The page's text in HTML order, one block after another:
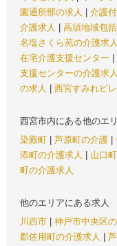
園通所部の求人
介護
介護求人
高須地域包
名塩さくら苑の介護求人
在宅介護支援センター
支援センターの介護求人
の求人
西宮すみれビ
西宮市内にある他のエ
染殿町
芦原町の介護
添町の介護求人
山口
町の介護求人
他のエリアにある求人
川西市
神戸市中央区
郡佐用町の介護求人